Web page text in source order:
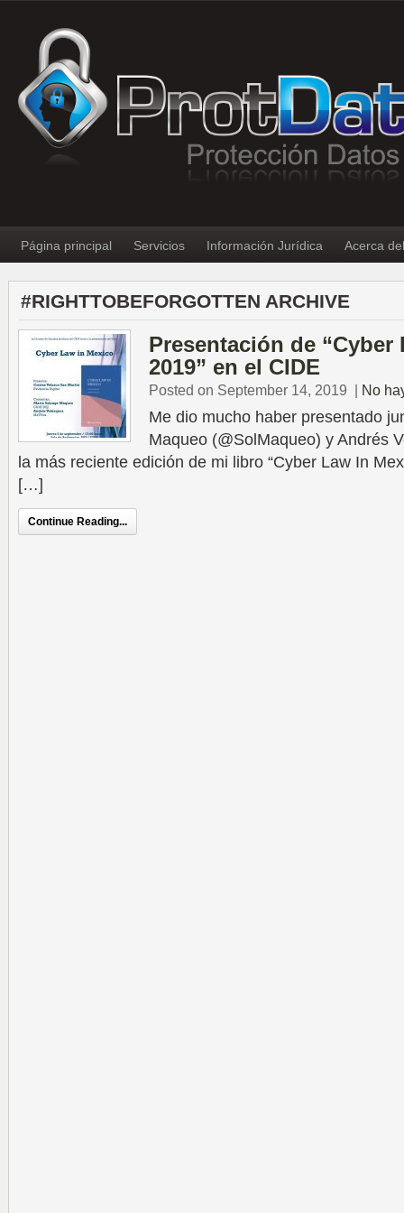
Página principal Servicios Información Jurídica Acerca
#RIGHTTOBEFORGOTTEN ARCHIVE
Presentación de “Cyber
2019” en el CIDE
Posted on September 14, 2019 | No
Me dio mucho haber presentado
Maqueo (@SolMaqueo) y Andrés
la más reciente edición de mi libro “Cyber Law In
[…]
Continue Reading...